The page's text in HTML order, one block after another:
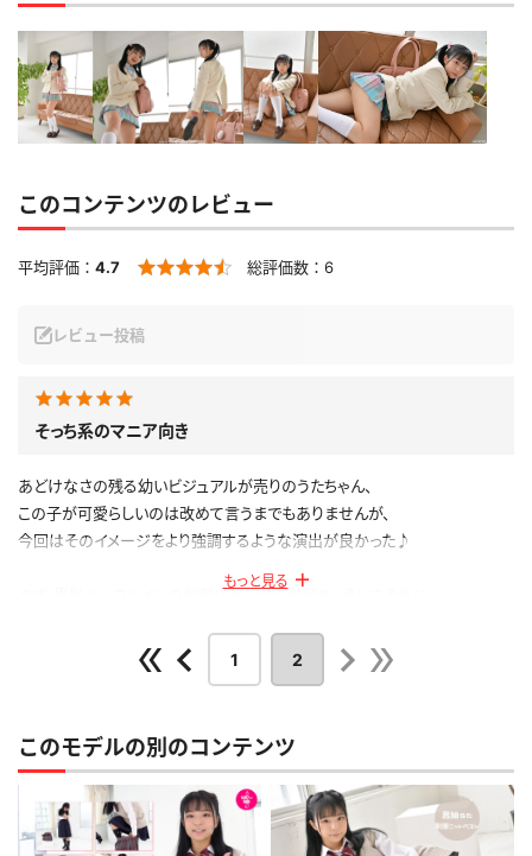
このコンテンツのレビュー
平均評価： 4.7 総評価数： 6
レビュー投稿
そっち系のマニア向き
あどけなさの残る幼いビジュアルが売りのうたちゃん、
この子が可愛らしいのは改めて言うまでもありませんが、
今回はそのイメージをより強調するような演出が良かった♪
まず、黒髪ハーフツインの髪型にピンクの髪留め、そしてそれに
にはピンクのワンポイントというコーディネートが素晴らしい！
そのハラハラドキドキ感の演出が最高に興奮しましたよ(^^♪
うたちゃんも自分の売りをよく分かっていて、見せ方だったり、
表情の作り方等そっち系の人の心をくすぐるのが実に上手い！
もっと見る
1 2
このモデルの別のコンテンツ